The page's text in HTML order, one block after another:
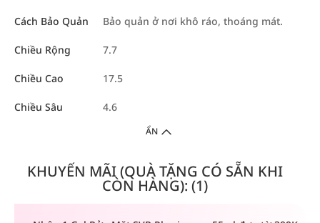
Cách Bảo Quản Bảo quản ở nơi khô ráo, thoáng mát.
Chiều Rộng 7.7
Chiều Cao 17.5
Chiều Sâu 4.6
ẨN
KHUYẾN MÃI (QUÀ TẶNG CÓ SẴN KHI
CÒN HÀNG): (1)